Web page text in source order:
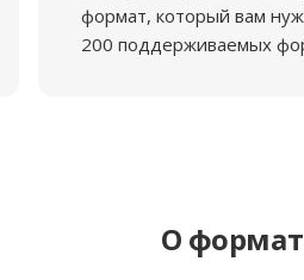
формат, который вам
200 поддерживаемых
О